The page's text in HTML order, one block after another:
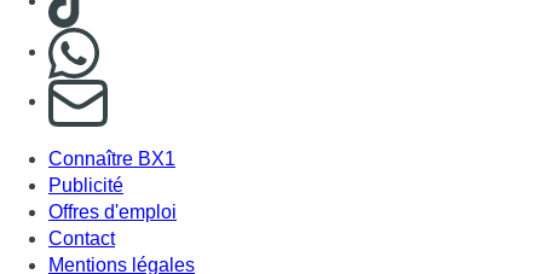
S'abonner à notre newsletter
Connaître BX1
Publicité
Offres d'emploi
Contact
Mentions légales